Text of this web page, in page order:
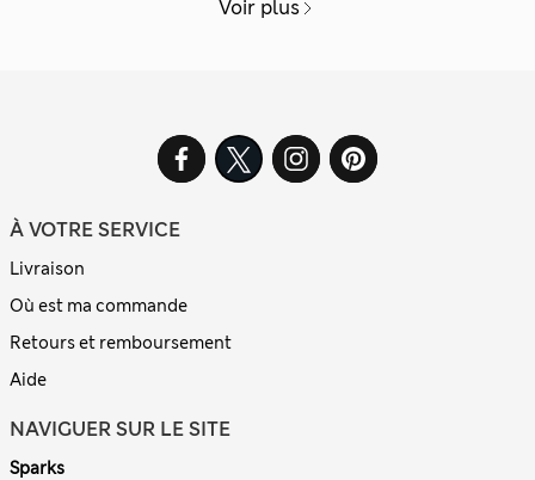
Voir plus
À VOTRE SERVICE
Livraison
Où est ma commande
Retours et remboursement
Aide
NAVIGUER SUR LE SITE
Sparks